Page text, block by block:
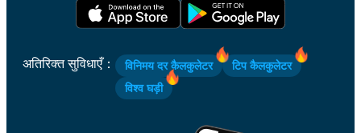
अतिरिक्त सुविधाएँ： विनिमय दर कैलकुलेटर
टिप कैलकुलेटर
विश्व घड़ी